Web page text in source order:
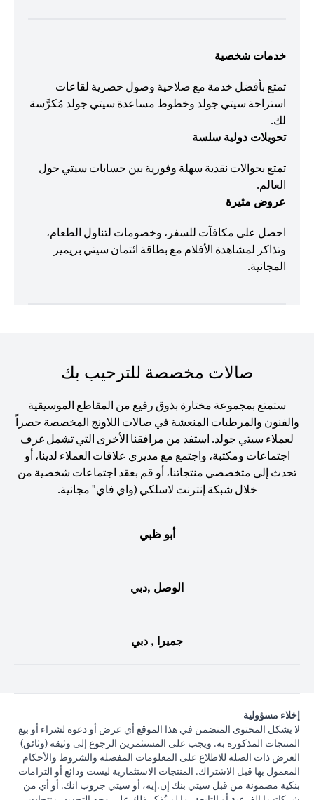
خدمات شخصية
تمتع بأفضل خدمة مع صلاحية وصول حصرية لقاعات
استراحة سيتي جولد وخطوط مساعدة سيتي جولد مُكرَّسة
لك.
تحويلات دولية سلسة
تمتع بحوالات نقدية سهلة وفورية بين حسابات سيتي حول
العالم.
عروض مثيرة
احصل على مكافآت للسفر، وخصومات لتناول الطعام،
وتذاكر لمشاهدة الأفلام مع بطاقة ائتمان سيتي بريمير
المجانية.
صالات مخصصة للترحيب بك
ستمتع بمجموعة مختارة بذوق رفيع من المقاطع الموسيقية
والفنون والمرطبات المنعشة في صالات اللاونج المخصصة حصراً
لعملاء سيتي جولد. استفد من مرافقنا الأخرى التي تشمل غرف
اجتماعات ومكتبة، واجتمع مع مديري علاقات العملاء لدينا، أو
تحدث إلى متخصصي منتجاتنا، أو قم بعقد اجتماعات شخصية من
خلال شبكة إنترنت لاسلكي (واي فاي" مجانية.
أبو ظبي
الوصل ,دبي
جميرا , دبي
إخلاء مسؤولية
لا يشكل المحتوى المتضمن في هذا الموقع أي عرض أو دعوة لشراء أو بيع
المنتجات المذكورة به. ويجب على المستثمرين الرجوع إلى وثيقة (وثائق)
العرض ذات الصلة للاطلاع على المعلومات المفصلة والشروط والأحكام
المعمول بها قبل الاشتراك. المنتجات الاستثمارية ليست ودائع أو التزامات
بنكية مضمونة من قبل سيتي بنك إن.إيه، أو سيتي جروب انك. أو أي من